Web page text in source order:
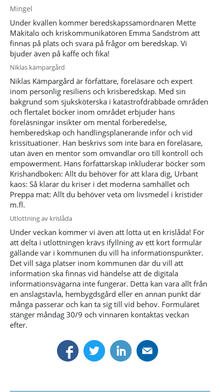
Mingel
Under kvällen kommer beredskapssamordnaren Mette
Mäkitalo och kriskommunikatören Emma Sandström att
finnas på plats och svara på frågor om beredskap. Vi
bjuder även på kaffe och fika!
Niklas kämpargård
Niklas Kämpargård är författare, föreläsare och expert
inom personlig resiliens och krisberedskap. Med sin
bakgrund som sjuksköterska i katastrofdrabbade områden
och flertalet böcker inom området erbjuder hans
föreläsningar insikter om mental förberedelse,
hemberedskap och handlingsplanerande inför och vid
krissituationer. Han beskrivs som inte bara en föreläsare,
utan även en mentor som omvandlar oro till kontroll och
empowerment. Hans författarskap inkluderar böcker som
Krishandboken: Allt du behöver för att klara dig, Urbant
kaos: Så klarar du kriser i det moderna samhället och
Preppa mat: Allt du behöver veta om livsmedel i kristider
m.fl.
Utlottning av krislåda
Under veckan kommer vi även att lotta ut en krislåda! För
att delta i utlottningen krävs ifyllning av ett kort formulär
gällande var i kommunen du vill ha informationspunkter.
Det vill säga platser inom kommunen där du vill att
information ska finnas vid händelse att de digitala
informationsvägarna inte fungerar. Detta kan vara allt från
en anslagstavla, hembygdsgård eller en annan punkt där
många passerar och kan ta sig till vid behov. Formuläret
stänger måndag 30/9 och vinnaren kontaktas veckan
efter.